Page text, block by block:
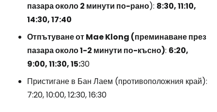
пазара около 2 минути по-рано): 8:30, 11:10,
14:30, 17:40
Отпътуване от Mae Klong (преминаване през
пазара около 1-2 минути по-късно): 6:20,
9:00, 11:30, 15:30
Пристигане в Бан Лаем (противоположния край):
7:20, 10:00, 12:30, 16:30